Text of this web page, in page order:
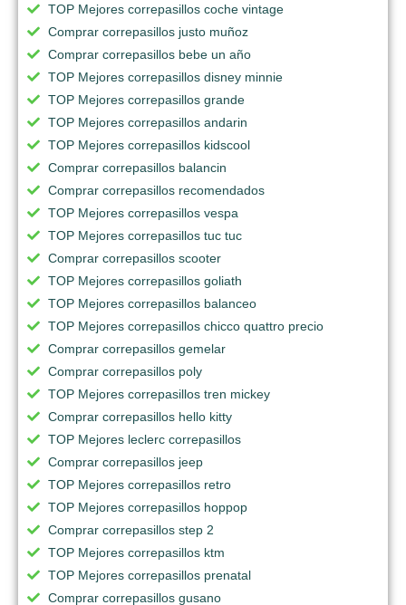
TOP Mejores correpasillos coche vintage
Comprar correpasillos justo muñoz
Comprar correpasillos bebe un año
TOP Mejores correpasillos disney minnie
TOP Mejores correpasillos grande
TOP Mejores correpasillos andarin
TOP Mejores correpasillos kidscool
Comprar correpasillos balancin
Comprar correpasillos recomendados
TOP Mejores correpasillos vespa
TOP Mejores correpasillos tuc tuc
Comprar correpasillos scooter
TOP Mejores correpasillos goliath
TOP Mejores correpasillos balanceo
TOP Mejores correpasillos chicco quattro precio
Comprar correpasillos gemelar
Comprar correpasillos poly
TOP Mejores correpasillos tren mickey
Comprar correpasillos hello kitty
TOP Mejores leclerc correpasillos
Comprar correpasillos jeep
TOP Mejores correpasillos retro
TOP Mejores correpasillos hoppop
Comprar correpasillos step 2
TOP Mejores correpasillos ktm
TOP Mejores correpasillos prenatal
Comprar correpasillos gusano